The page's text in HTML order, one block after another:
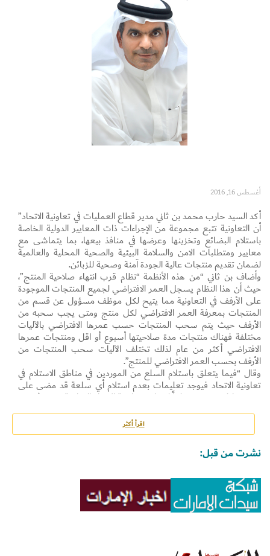
أغسطس 16, 2016
أكد السيد حارب محمد بن ثاني مدير قطاع العمليات في تعاونية الاتحاد”
أن التعاونية تتبع مجموعة من الإجراءات ذات المعايير الدولية الخاصة
باستلام البضائع وتخزينها وعرضها في منافذ بيعها، بما يتماشى مع
معايير ومتطلبات الامن والسلامة البيئية والصحية المحلية والعالمية
لضمان تقديم منتجات عالية الجودة آمنة وصحية للزبائن.
وأضاف بن ثاني “من هذه الأنظمة “نظام قرب انتهاء صلاحية المنتج”،
حيث أن هذا النظام يسجل العمر الافتراضي لجميع المنتجات الموجودة
على الأرفف في التعاونية مما يتيح لكل موظف مسؤول عن قسم من
المنتجات بمعرفة العمر الافتراضي لكل منتج ومتى يجب سحبه من
الأرفف حيث يتم سحب المنتجات حسب عمرها الافتراضي بالآليات
مختلفة فهناك منتجات مدة صلاحيتها أسبوع أو اقل ومنتجات عمرها
الافتراضي أكثر من عام لذلك تختلف الآليات سحب المنتجات من
الأرفف بحسب العمر الافتراضي للمنتج”.
وقال “فيما يتعلق باستلام السلع من الموردين في مناطق الاستلام في
تعاونية الاتحاد فيوجد تعليمات بعدم استلام أي سلعة قد مضى على
تصنيعها فترة محددة وفقاً لمعايير تعاونية الاتحاد الصارمة، حيث في هذه
الموردين بتوريد السلع المُنتجة حديثاً، موضحاً أن تعاونية الاتحاد تحرص
كل الحرص على توفير أفضل المنتجات والسلع لمستهلكيها لكون
هدفنا اسعاد المستهلك من خلال تقديم أفضل المنتجات بأقل الأسعار
وتوفير أفضل الخدمات”.
العامة، أوضح بن ثاني “أن هناك العديد من الإجراءات التي يتم مراعاتها
بخصوص البضائع الواردة إلى التعاونية حيث يتم أولاً فحص المركبات
والبضائع بعناية فائقة لضمان نظافتها ومطابقتها لإجراءات ولوائح
الصحة والسلامة المهنية المعمول بها في تعاونية الاتحاد (الجودة، النوع،
اقرأ أكثر
نشرت من قبل:
Set Youtube Channel ID